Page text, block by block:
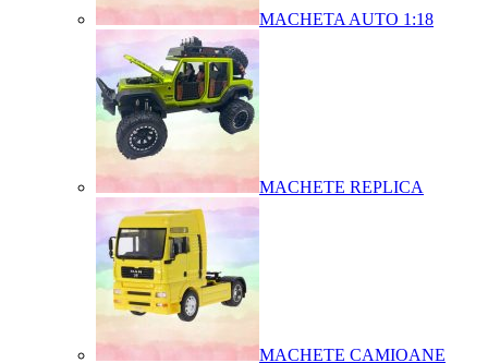
MACHETA AUTO 1:18
MACHETE REPLICA
MACHETE CAMIOANE